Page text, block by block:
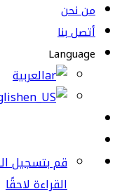
من نحن
أتصل بنا
Language
العربية
قم بتسجيل
القراءة لاحقًا